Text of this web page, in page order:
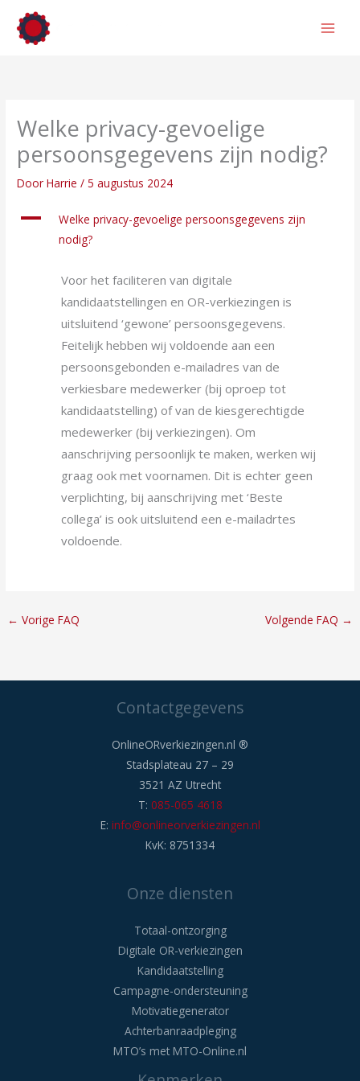
naar
Welke privacy-gevoelige
persoonsgegevens zijn nodig?
DoorHarrie/5 augustus 2024
A
Welke privacy-gevoelige persoonsgegevens zijn
nodig?
Voor het faciliteren van digitale
kandidaatstellingen en OR-verkiezingen is
uitsluitend ‘gewone’ persoonsgegevens.
Feitelijk hebben wij voldoende aan een
persoonsgebonden e-mailadres van de
verkiesbare medewerker (bij oproep tot
kandidaatstelling) of van de kiesgerechtigde
medewerker (bij verkiezingen). Om
aanschrijving persoonlijk te maken, werken wij
graag ook met voornamen. Dit is echter geen
verplichting, bij aanschrijving met ‘Beste
collega’ is ook uitsluitend een e-mailadrtes
voldoende.
← Vorige FAQ Volgende FAQ →
Contactgegevens
OnlineORverkiezingen.nl ®
Stadsplateau 27 – 29
3521 AZ Utrecht
T: 085-065 4618
E: info@onlineorverkiezingen.nl
KvK: 8751334
Onze diensten
Totaal-ontzorging
Digitale OR-verkiezingen
Kandidaatstelling
Campagne-ondersteuning
Motivatiegenerator
Achterbanraadpleging
MTO’s met MTO-Online.nl